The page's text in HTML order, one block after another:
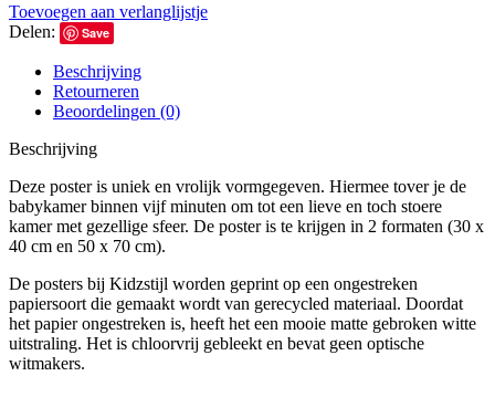
Toevoegen aan verlanglijstje
Delen:
Save
Beschrijving
Retourneren
Beoordelingen (0)
Beschrijving
Deze poster is uniek en vrolijk vormgegeven. Hiermee tover je de
babykamer binnen vijf minuten om tot een lieve en toch stoere
kamer met gezellige sfeer. De poster is te krijgen in 2 formaten (30 x
40 cm en 50 x 70 cm).
De posters bij Kidzstijl worden geprint op een ongestreken
papiersoort die gemaakt wordt van gerecycled materiaal. Doordat
het papier ongestreken is, heeft het een mooie matte gebroken witte
uitstraling. Het is chloorvrij gebleekt en bevat geen optische
witmakers.